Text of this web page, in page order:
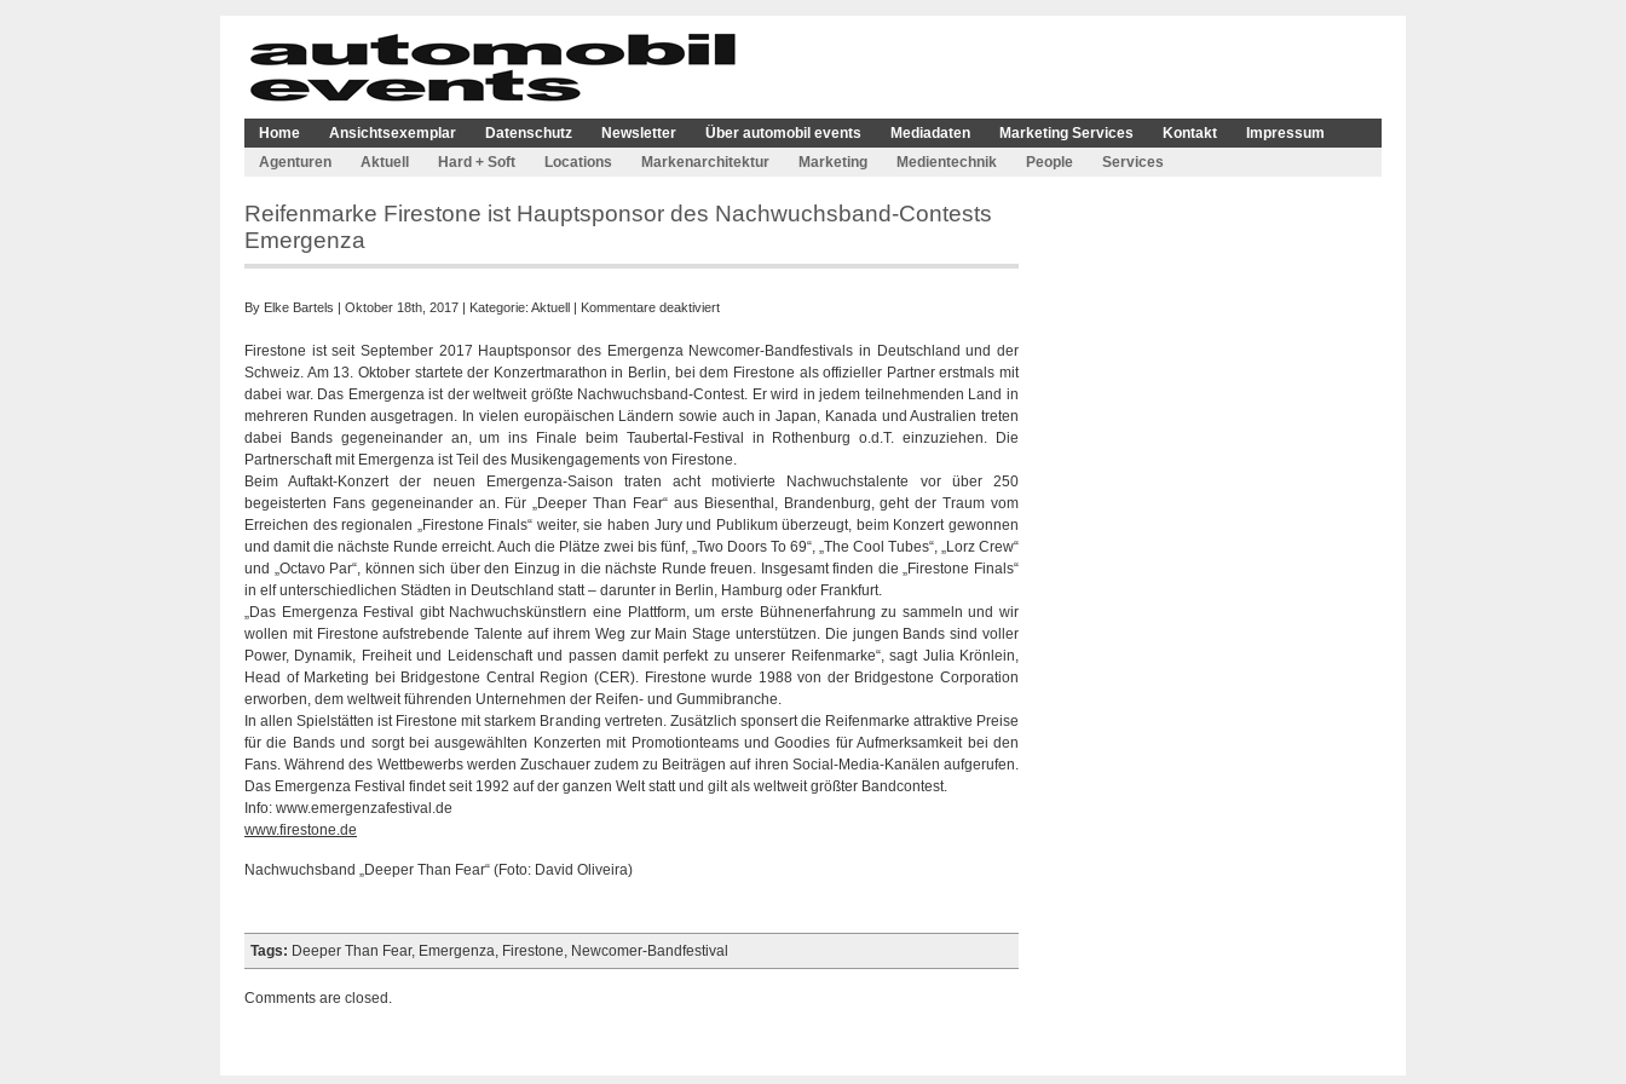
Home Ansichtsexemplar Datenschutz Newsletter Über automobil events Mediadaten Marketing Services Kontakt
Impressum
Agenturen
Aktuell Hard + Soft Locations Markenarchitektur Marketing Medientechnik People Services
Reifenmarke Firestone ist Hauptsponsor des Nachwuchsband-Contests
Emergenza
By Elke Bartels | Oktober 18th, 2017 | Kategorie: Aktuell | Kommentare deaktiviertfür
Firestone
ist
Hauptsponsor
des
Nachwuchsband-
Contests
Emergenza
Firestone ist seit September 2017 Hauptsponsor des Emergenza Newcomer-Bandfestivals in Deutschland und der
Schweiz. Am 13. Oktober startete der Konzertmarathon in Berlin, bei dem Firestone als offizieller Partner erstmals mit
dabei war. Das Emergenza ist der weltweit größte Nachwuchsband-Contest. Er wird in jedem teilnehmenden Land in
mehreren Runden ausgetragen. In vielen europäischen Ländern sowie auch in Japan, Kanada und Australien treten
dabei Bands gegeneinander an, um ins Finale beim Taubertal-Festival in Rothenburg o.d.T. einzuziehen. Die
Partnerschaft mit Emergenza ist Teil des Musikengagements von Firestone.
Beim Auftakt-Konzert der neuen Emergenza-Saison traten acht motivierte Nachwuchstalente vor über 250
begeisterten Fans gegeneinander an. Für „Deeper Than Fear“ aus Biesenthal, Brandenburg, geht der Traum vom
Erreichen des regionalen „Firestone Finals“ weiter, sie haben Jury und Publikum überzeugt, beim Konzert gewonnen
und damit die nächste Runde erreicht. Auch die Plätze zwei bis fünf, „Two Doors To 69“, „The Cool Tubes“, „Lorz Crew“
und „Octavo Par“, können sich über den Einzug in die nächste Runde freuen. Insgesamt finden die „Firestone Finals“
in elf unterschiedlichen Städten in Deutschland statt – darunter in Berlin, Hamburg oder Frankfurt.
„Das Emergenza Festival gibt Nachwuchskünstlern eine Plattform, um erste Bühnenerfahrung zu sammeln und wir
wollen mit Firestone aufstrebende Talente auf ihrem Weg zur Main Stage unterstützen. Die jungen Bands sind voller
Power, Dynamik, Freiheit und Leidenschaft und passen damit perfekt zu unserer Reifenmarke“, sagt Julia Krönlein,
Head of Marketing bei Bridgestone Central Region (CER). Firestone wurde 1988 von der Bridgestone Corporation
erworben, dem weltweit führenden Unternehmen der Reifen- und Gummibranche.
In allen Spielstätten ist Firestone mit starkem Branding vertreten. Zusätzlich sponsert die Reifenmarke attraktive Preise
für die Bands und sorgt bei ausgewählten Konzerten mit Promotionteams und Goodies für Aufmerksamkeit bei den
Fans. Während des Wettbewerbs werden Zuschauer zudem zu Beiträgen auf ihren Social-Media-Kanälen aufgerufen.
Das Emergenza Festival findet seit 1992 auf der ganzen Welt statt und gilt als weltweit größter Bandcontest.
Info: www.emergenzafestival.de
www.firestone.de
Nachwuchsband „Deeper Than Fear“ (Foto: David Oliveira)
Tags: Deeper Than Fear, Emergenza, Firestone, Newcomer-Bandfestival
Comments are closed.